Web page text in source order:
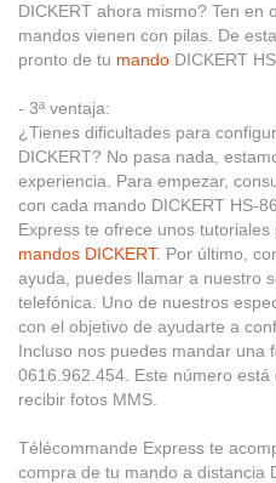
DICKERT ahora mismo? Ten en
mandos vienen con pilas. De
pronto de tu mando DICKERT
- 3ª ventaja:
¿Tienes dificultades para
DICKERT? No pasa nada,
experiencia. Para empezar,
con cada mando DICKERT HS-
Express te ofrece unos
mandos DICKERT. Por último,
ayuda, puedes llamar a nuestro
telefónica. Uno de nuestros
con el objetivo de ayudarte a
Incluso nos puedes mandar una
0616.962.454. Este número
recibir fotos MMS.
Télécommande Express te
compra de tu mando a distancia